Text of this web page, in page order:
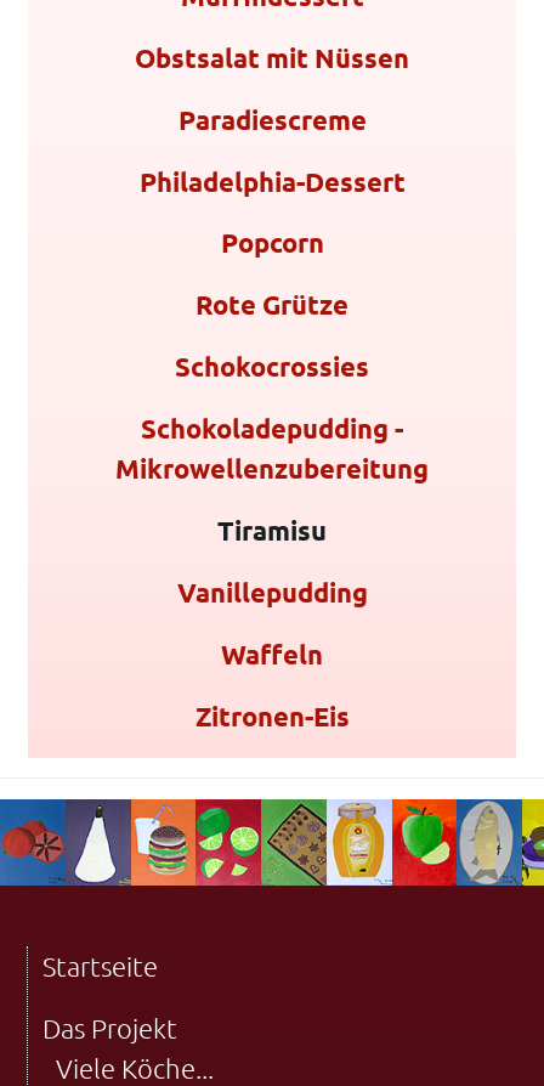
Obstsalat mit Nüssen
Paradiescreme
Philadelphia-Dessert
Popcorn
Rote Grütze
Schokocrossies
Schokoladepudding -
Mikrowellenzubereitung
Tiramisu
Vanillepudding
Waffeln
Zitronen-Eis
Startseite
Das Projekt
Viele Köche...